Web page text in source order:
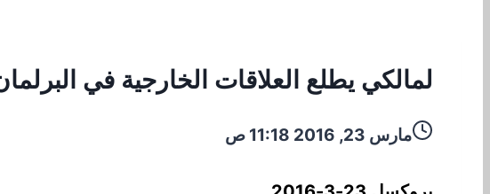
لمالكي يطلع العلاقات الخارجية في
مارس 23, 2016 11:18 ص